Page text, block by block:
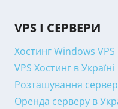
VPS І СЕРВЕРИ
Хостинг Windows VPS
VPS Хостинг в Україні
Розташування
Оренда серверу в